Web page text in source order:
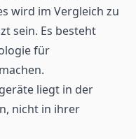
wird im Vergleich zu
sein. Es besteht
für
liegt in der
nicht in ihrer